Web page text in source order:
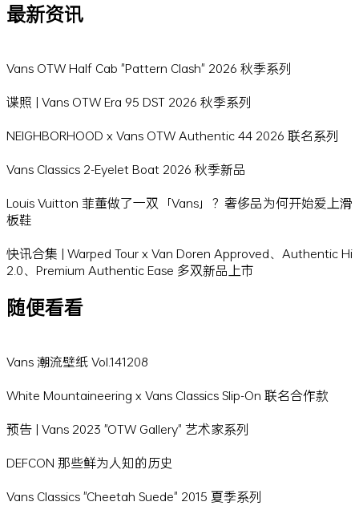
最新资讯
Vans OTW Half Cab "Pattern Clash" 2026 秋季系列
谍照 | Vans OTW Era 95 DST 2026 秋季系列
NEIGHBORHOOD x Vans OTW Authentic 44 2026 联名系列
Vans Classics 2-Eyelet Boat 2026 秋季新品
Louis Vuitton 菲董做了一双「Vans」？奢侈品为何开始爱上滑
板鞋
快讯合集 | Warped Tour x Van Doren Approved、Authentic Hi
2.0、Premium Authentic Ease 多双新品上市
随便看看
Vans 潮流壁纸 Vol.141208
White Mountaineering x Vans Classics Slip-On 联名合作款
预告 | Vans 2023 "OTW Gallery" 艺术家系列
DEFCON 那些鲜为人知的历史
Vans Classics "Cheetah Suede" 2015 夏季系列